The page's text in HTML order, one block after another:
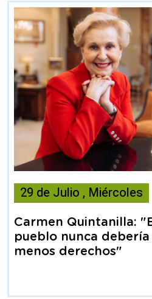
noticia
Articulo
29 de Julio , Miércoles
Carmen Quintanilla:
pueblo nunca
menos derechos"